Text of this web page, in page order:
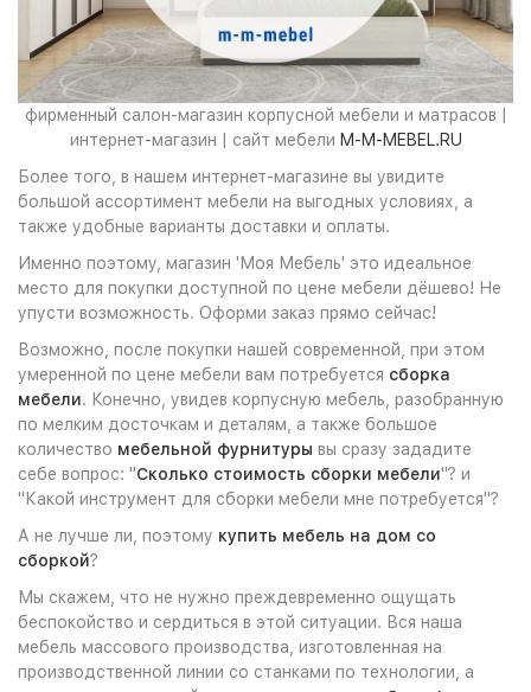
фирменный салон-магазин корпусной мебели и матрасов |
интернет-магазин | сайт мебели M-M-MEBEL.RU
Более того, в нашем интернет-магазине вы увидите
большой ассортимент мебели на выгодных условиях, а
также удобные варианты доставки и оплаты.
Именно поэтому, магазин 'Моя Мебель' это идеальное
место для покупки доступной по цене мебели дёшево! Не
упусти возможность. Оформи заказ прямо сейчас!
Возможно, после покупки нашей современной, при этом
умеренной по цене мебели вам потребуется сборка
мебели. Конечно, увидев корпусную мебель, разобранную
по мелким досточкам и деталям, а также большое
количество мебельной фурнитуры вы сразу зададите
себе вопрос: "Сколько стоимость сборки мебели"? и
"Какой инструмент для сборки мебели мне потребуется"?
А не лучше ли, поэтому купить мебель на дом со
сборкой?
Мы скажем, что не нужно преждевременно ощущать
беспокойство и сердиться в этой ситуации. Вся наша
мебель массового производства, изготовленная на
производственной линии со станками по технологии, а